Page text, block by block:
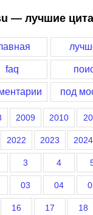
— лучшие
faq
под
2009 2010
2022 2023 2024
3 4
03 04
16 17 18